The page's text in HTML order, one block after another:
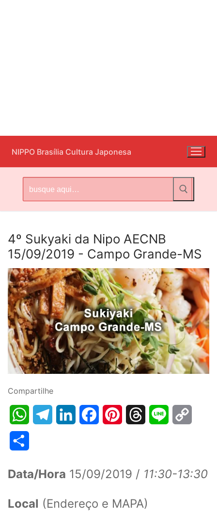
para
o
conteúdo
NIPPO Brasília Cultura Japonesa
por:
4º Sukyaki da Nipo AECNB
15/09/2019 - Campo Grande-MS
Compartilhe
WhatsAppTelegramLinkedInFacebookPinterestThreads Line
Data/Hora 15/09/2019 / 11:30-13:30
Local (Endereço e MAPA)